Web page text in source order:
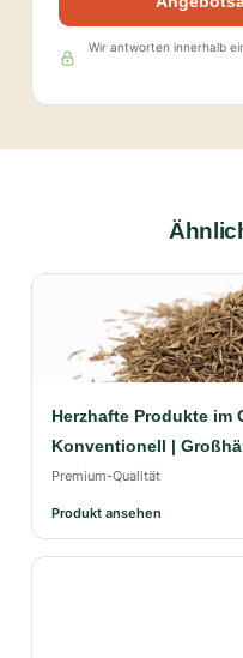
Wir antworten innerhalb
Herzhafte Produkte im
Konventionell |
Premium-Qualität
Produkt ansehen